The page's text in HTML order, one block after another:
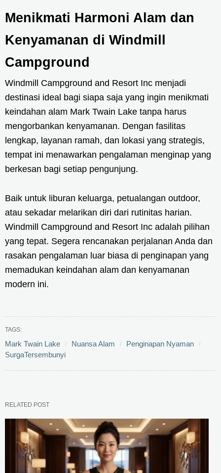
Menikmati Harmoni Alam dan
Kenyamanan di Windmill
Campground
Windmill Campground and Resort Inc menjadi
destinasi ideal bagi siapa saja yang ingin menikmati
keindahan alam Mark Twain Lake tanpa harus
mengorbankan kenyamanan. Dengan fasilitas
lengkap, layanan ramah, dan lokasi yang strategis,
tempat ini menawarkan pengalaman menginap yang
berkesan bagi setiap pengunjung.
Baik untuk liburan keluarga, petualangan outdoor,
atau sekadar melarikan diri dari rutinitas harian.
Windmill Campground and Resort Inc adalah pilihan
yang tepat. Segera rencanakan perjalanan Anda dan
rasakan pengalaman luar biasa di penginapan yang
memadukan keindahan alam dan kenyamanan
modern ini.
TAGS:
Mark Twain Lake Nuansa Alam
Penginapan Nyaman
SurgaTersembunyi
RELATED POST